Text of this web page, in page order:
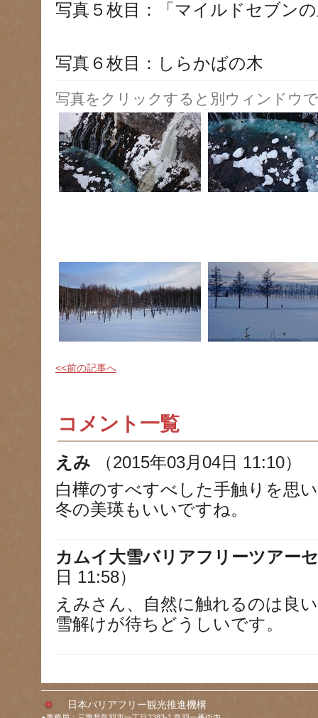
写真５枚目：「マイルドセブン
写真６枚目：しらかばの木
写真をクリックすると別ウィンドウ
<<前の記事へ
コメント一覧
えみ
（2015年03月04日 11:10）
白樺のすべすべした手触りを思
冬の美瑛もいいですね。
カムイ大雪バリアフリーツアー
日 11:58）
えみさん、自然に触れるのは良
雪解けが待ちどうしいです。
日本バリアフリー観光推進機構